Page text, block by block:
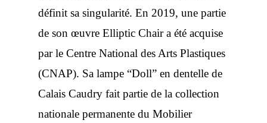
définit sa singularité. En 2019, une partie
de son œuvre Elliptic Chair a été acquise
par le Centre National des Arts Plastiques
(CNAP). Sa lampe “Doll” en dentelle de
Calais Caudry fait partie de la collection
nationale permanente du Mobilier